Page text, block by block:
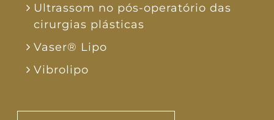
Ultrassom no pós-operatório das
cirurgias plásticas
Vaser® Lipo
Vibrolipo